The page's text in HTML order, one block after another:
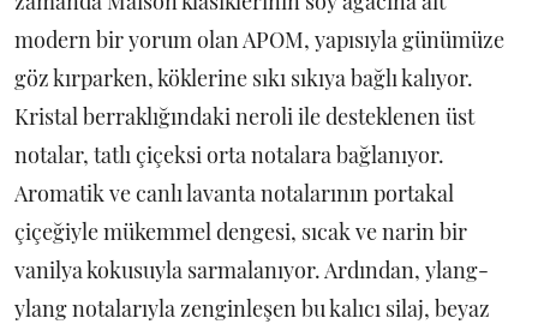
modern bir yorum olan APOM, yapısıyla günümüze
göz kırparken, köklerine sıkı sıkıya bağlı kalıyor.
Kristal berraklığındaki neroli ile desteklenen üst
notalar, tatlı çiçeksi orta notalara bağlanıyor.
Aromatik ve canlı lavanta notalarının portakal
çiçeğiyle mükemmel dengesi, sıcak ve narin bir
vanilya kokusuyla sarmalanıyor. Ardından, ylang-
ylang notalarıyla zenginleşen bu kalıcı silaj, beyaz